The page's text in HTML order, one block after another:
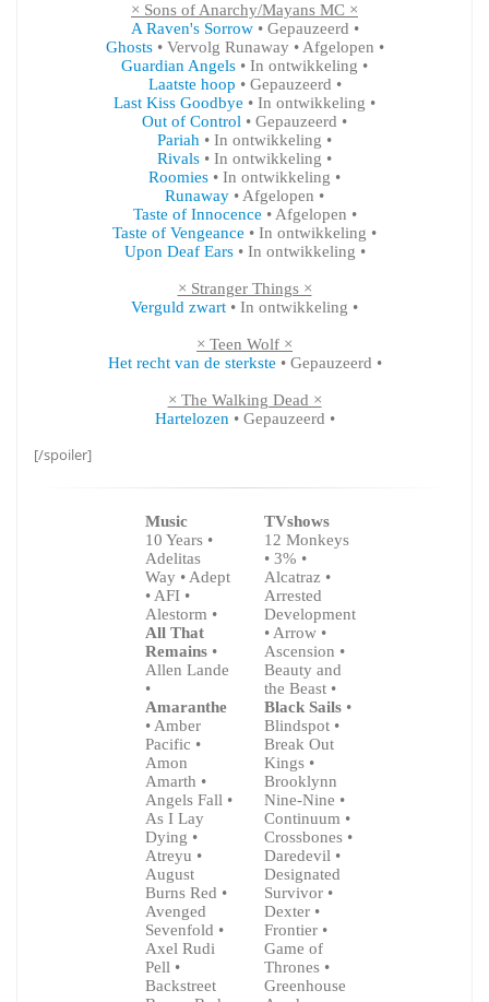
× Sons of Anarchy/Mayans MC ×
A Raven's Sorrow• Gepauzeerd •
Ghosts• Vervolg Runaway • Afgelopen •
Guardian Angels • In ontwikkeling •
Laatste hoop • Gepauzeerd •
Last Kiss Goodbye • In ontwikkeling •
Out of Control • Gepauzeerd •
Pariah • In ontwikkeling •
Rivals • In ontwikkeling •
Roomies • In ontwikkeling •
Runaway • Afgelopen •
Taste of Innocence • Afgelopen •
Taste of Vengeance • In ontwikkeling •
Upon Deaf Ears• In ontwikkeling •
× Stranger Things ×
Verguld zwart • In ontwikkeling •
× Teen Wolf ×
Het recht van de sterkste • Gepauzeerd •
× The Walking Dead ×
Hartelozen • Gepauzeerd •
[/spoiler]
Music
10 Years •
Adelitas
Way • Adept
• AFI •
Alestorm •
All That
Remains •
Allen Lande
•
Amaranthe
• Amber
Pacific •
Amon
Amarth •
Angels Fall •
As I Lay
Dying •
Atreyu •
August
Burns Red •
Avenged
Sevenfold •
Axel Rudi
Pell •
Backstreet
TVshows
12 Monkeys
• 3% •
Alcatraz •
Arrested
Development
• Arrow •
Ascension •
Beauty and
the Beast •
Black Sails •
Blindspot •
Break Out
Kings •
Brooklynn
Nine-Nine •
Continuum •
Crossbones •
Daredevil •
Designated
Survivor •
Dexter •
Frontier •
Game of
Thrones •
Greenhouse